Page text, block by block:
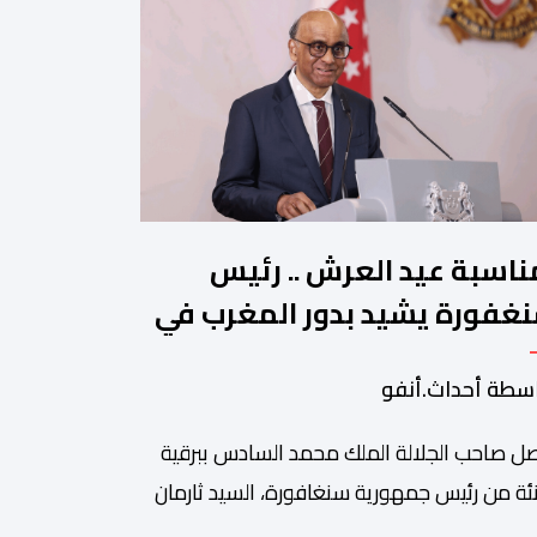
عيد العرش .. رئيس
يشيد بدور المغرب في
الحوار بين الأديان
أحداث.أنفو
صاحب الجلالة الملك محمد السادس ببرقية
من رئيس جمهورية سنغافورة، السيد ثارمان